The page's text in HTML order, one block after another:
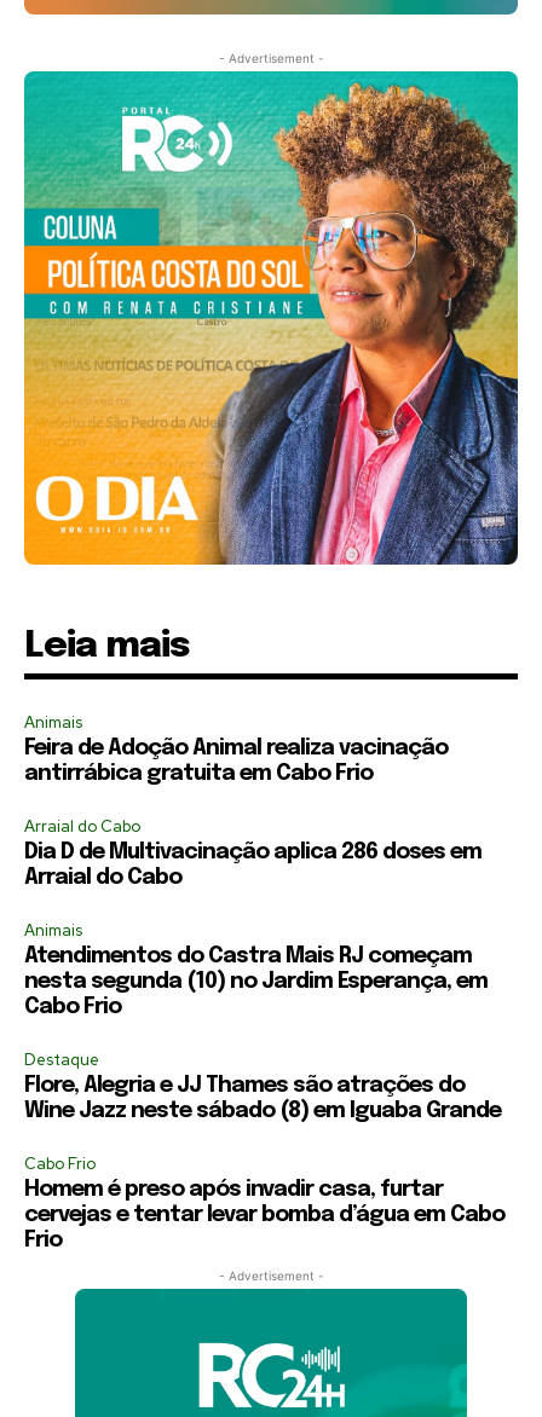
- Advertisement -
Leia mais
Animais
Feira de Adoção Animal realiza vacinação
antirrábica gratuita em Cabo Frio
Arraial do Cabo
Dia D de Multivacinação aplica 286 doses em
Arraial do Cabo
Animais
Atendimentos do Castra Mais RJ começam
nesta segunda (10) no Jardim Esperança, em
Cabo Frio
Destaque
Flore, Alegria e JJ Thames são atrações do
Wine Jazz neste sábado (8) em Iguaba Grande
Cabo Frio
Homem é preso após invadir casa, furtar
cervejas e tentar levar bomba d’água em Cabo
Frio
- Advertisement -